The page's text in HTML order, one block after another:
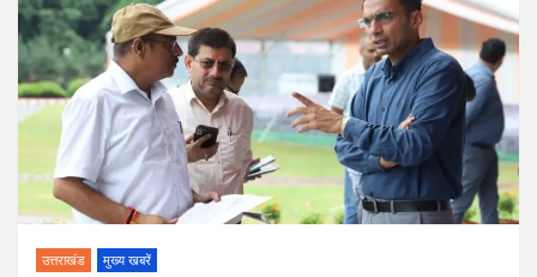
पदों पर होगा चयन
विश्व संस्कृत दिवस से पूर्व, उत्तराखण्ड ने वैश्विक स्तर पर संस्कृत के प्रसार
को दिया नया आयाम
उत्तराखंड मुख्य खबरें